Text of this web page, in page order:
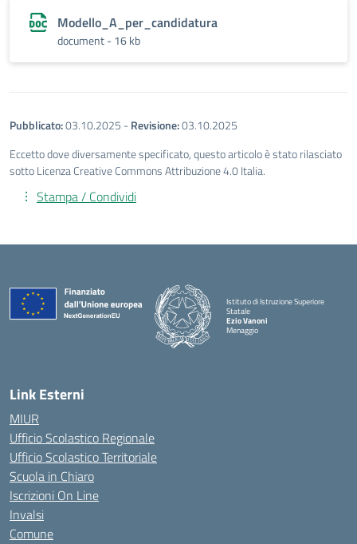
Modello_A_per_candidatura
document - 16 kb
Pubblicato:03.10.2025 -Revisione:03.10.2025
Eccetto dove diversamente specificato, questo articolo è stato rilasciato
sotto Licenza Creative Commons Attribuzione 4.0 Italia.
Stampa / Condividi
Istituto di Istruzione Superiore
Statale
Ezio Vanoni
Menaggio
— Visita la pagina iniziale della scuola
Link Esterni
MIUR
Ufficio Scolastico Regionale
Ufficio Scolastico Territoriale
Scuola in Chiaro
Iscrizioni On Line
Invalsi
Comune